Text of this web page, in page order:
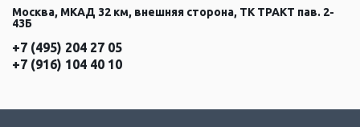
Москва, МКАД 32 км, внешняя сторона, ТК ТРАКТ пав. 2-
43Б
+7 (495) 204 27 05
+7 (916) 104 40 10